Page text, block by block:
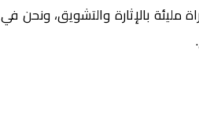
مليئة بالإثارة والتشويق، ونحن في